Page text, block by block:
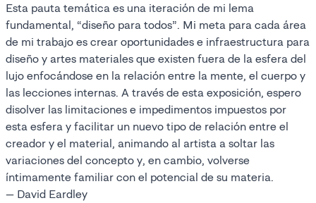
Esta pauta temática es una iteración de mi lema
fundamental, “diseño para todos”. Mi meta para cada área
de mi trabajo es crear oportunidades e infraestructura para
diseño y artes materiales que existen fuera de la esfera del
lujo enfocándose en la relación entre la mente, el cuerpo y
las lecciones internas. A través de esta exposición, espero
disolver las limitaciones e impedimentos impuestos por
esta esfera y facilitar un nuevo tipo de relación entre el
creador y el material, animando al artista a soltar las
variaciones del concepto y, en cambio, volverse
íntimamente familiar con el potencial de su materia.
— David Eardley